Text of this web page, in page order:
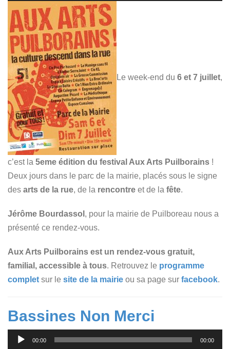
Le week-end du 6 et 7 juillet,
c’est la 5eme édition du festival Aux Arts Puilborains !
Deux jours dans le parc de la mairie, placés sous le signe
des arts de la rue, de la rencontre et de la fête.
Jérôme Bourdassol , pour la mairie de Puilboreau nous a
présenté ce rendez-vous.
Aux Arts Puilborains est un rendez-vous gratuit,
familial, accessible à tous. Retrouvez le programme
complet sur le site de la mairie ou sa page sur facebook.
Bassines Non Merci
Lecteur
audio
00:00 00:00